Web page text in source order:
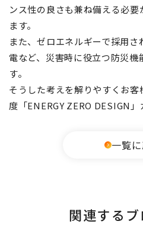
ンス性の良さも兼ね備える必
ます。
また、ゼロエネルギーで採用
電など、災害時に役立つ防災機
す。
そうした考えを解りやすくお
度「ENERGY ZERO DESIGN」
一覧
関連する